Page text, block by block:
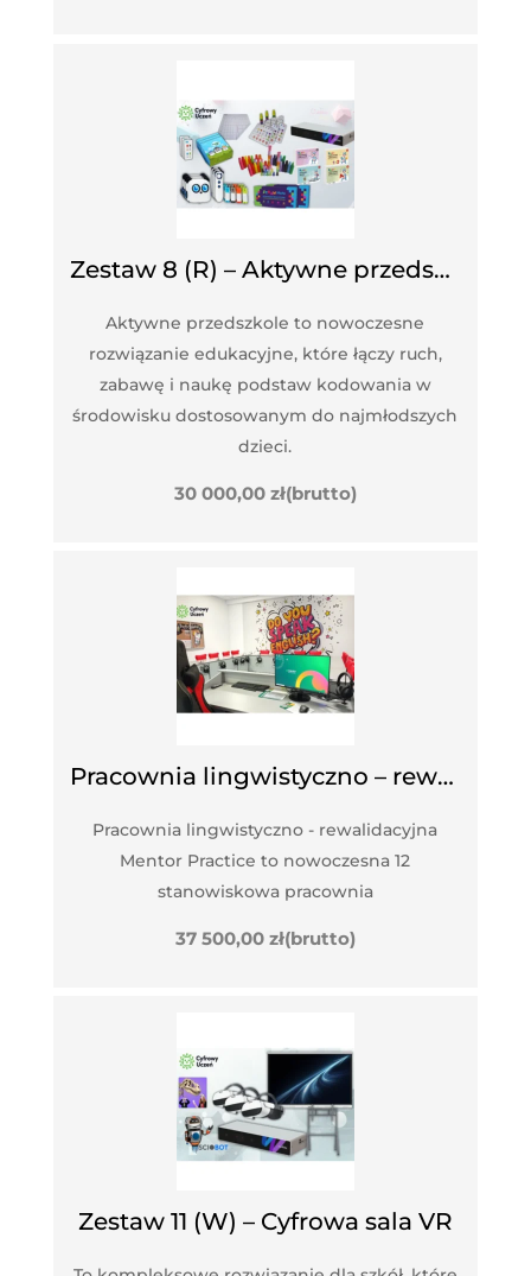
Zestaw 8 (R) – Aktywne przedszkole
Aktywne przedszkole to nowoczesne
rozwiązanie edukacyjne, które łączy ruch,
zabawę i naukę podstaw kodowania w
środowisku dostosowanym do najmłodszych
dzieci.
30 000,00 zł(brutto)
Pracownia lingwistyczno – rewalidacyjna Mentor Practice
Pracownia lingwistyczno - rewalidacyjna
Mentor Practice to nowoczesna 12
stanowiskowa pracownia
37 500,00 zł(brutto)
Zestaw 11 (W) – Cyfrowa sala VR